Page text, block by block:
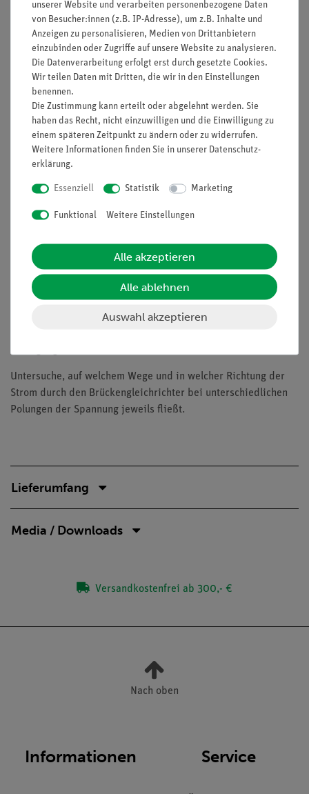
anzuregen.
Neben der richtigen Antwort sind folgende Aussagen denkbar:
Nach der Umpolung der Spannung fließt kein Strom,
weil die Dioden den Strom nur in einer Richtung
hindurchlassen.
Nach der Umpolung der Spannung fließt auch der Strom
in entgegengesetzter Richtung.
Vorteile
Keine zusätzlichen Kabelverbindungen zwischen den
Bausteinen nötig - übersichtlicherer und schnellerer
Kontaktsicherheit durch puzzelartig verzahnbare
Hartvergoldete, korrosionsbeständige Kontakte
Doppelter Lernerfolg: Elektrischer Schaltplan auf der
Ober- und reele Bauteile auf der Unterseite sichtbar
Untersuche, auf welchem Wege und in welcher Richtung der
Strom durch den Brückengleichrichter bei unterschiedlichen
Polungen der Spannung jeweils fließt.
Lieferumfang
Media / Downloads
Versandkostenfrei ab 300,- €
Nach oben
Informationen Service
unserer Website und verarbeiten personenbezogene Daten
von Besucher:innen (z.B. IP-Adresse), um z.B. Inhalte und
Anzeigen zu personalisieren, Medien von Drittanbietern
einzubinden oder Zugriffe auf unsere Website zu analysieren.
Die Datenverarbeitung erfolgt erst durch gesetzte Cookies.
Wir teilen Daten mit Dritten, die wir in den Einstellungen
benennen.
Die Zustimmung kann erteilt oder abgelehnt werden. Sie
haben das Recht, nicht einzuwilligen und die Einwilligung zu
einem späteren Zeitpunkt zu ändern oder zu widerrufen.
Weitere Informationen finden Sie in unserer Daten­schutz­
erklärung.
Essenziell Statistik Marketing
Funktional Weitere Einstellungen
Alle akzeptieren
Alle ablehnen
Auswahl akzeptieren